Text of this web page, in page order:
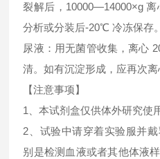
裂解后，10000—14000×g
分析或分装后-20℃ 冷冻保存。
尿液：用无菌管收集，离心
清。如有沉淀形成，应再次离
【注意事项】
1、本试剂盒仅供体外研究使
2、试验中请穿着实验服并
别是检测血液或者其他体液